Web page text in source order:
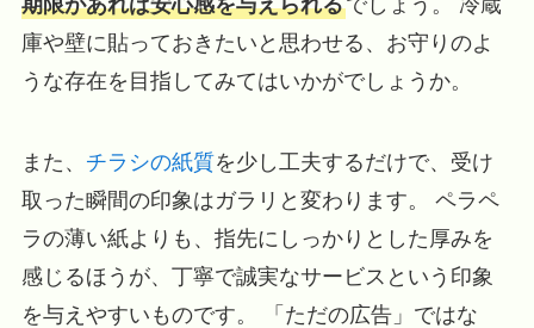
庫や壁に貼っておきたいと思わせる、お守りのよ
うな存在を目指してみてはいかがでしょうか。
また、 チラシの紙質を少し工夫するだけで、受け
取った瞬間の印象はガラリと変わります。 ペラペ
ラの薄い紙よりも、指先にしっかりとした厚みを
感じるほうが、丁寧で誠実なサービスという印象
を与えやすいものです。 「ただの広告」ではな